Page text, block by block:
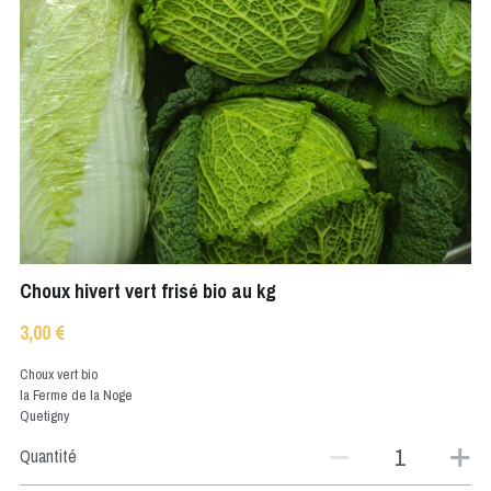
Choux hivert vert frisé bio au kg
3,00 €
Choux vert bio
la Ferme de la Noge
Quetigny
Quantité